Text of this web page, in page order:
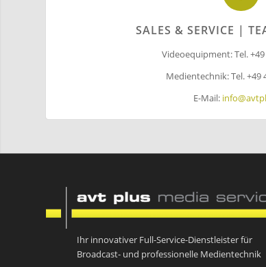
SALES & SERVICE |
Videoequipment: Tel. +49
Medientechnik: Tel. +49
E-Mail:
Ihr innovativer Full-Service-Dienstleister für
Broadcast- und professionelle Medientechnik